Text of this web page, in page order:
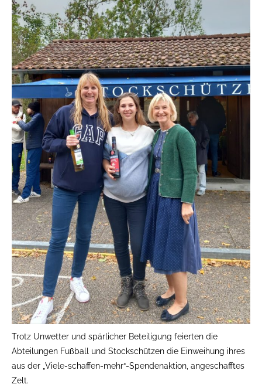
Trotz Unwetter und spärlicher Beteiligung feierten die
Abteilungen Fußball und Stockschützen die Einweihung ihres
aus der „Viele-schaffen-mehr“-Spendenaktion, angeschafftes
Zelt.